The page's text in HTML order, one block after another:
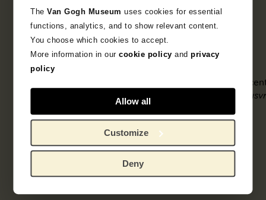
TheVan Gogh Museumuses cookies for essential
functions, analytics, and to show relevant content.
You choose which cookies to accept.
More information in ourcookie policy andprivacy
policy
Allow all
Customize
Deny
University Road), 2025. Met dank aan
Zidoun-Bossuyt Gallery en de kunstenaar